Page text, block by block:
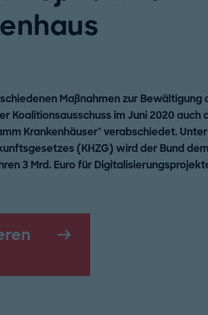
Maßnahmen zur Bewältigung
Koalitionsausschuss im Juni 2020 auch
Krankenhäuser" verabschiedet.
(KHZG) wird der Bund
3 Mrd. Euro für